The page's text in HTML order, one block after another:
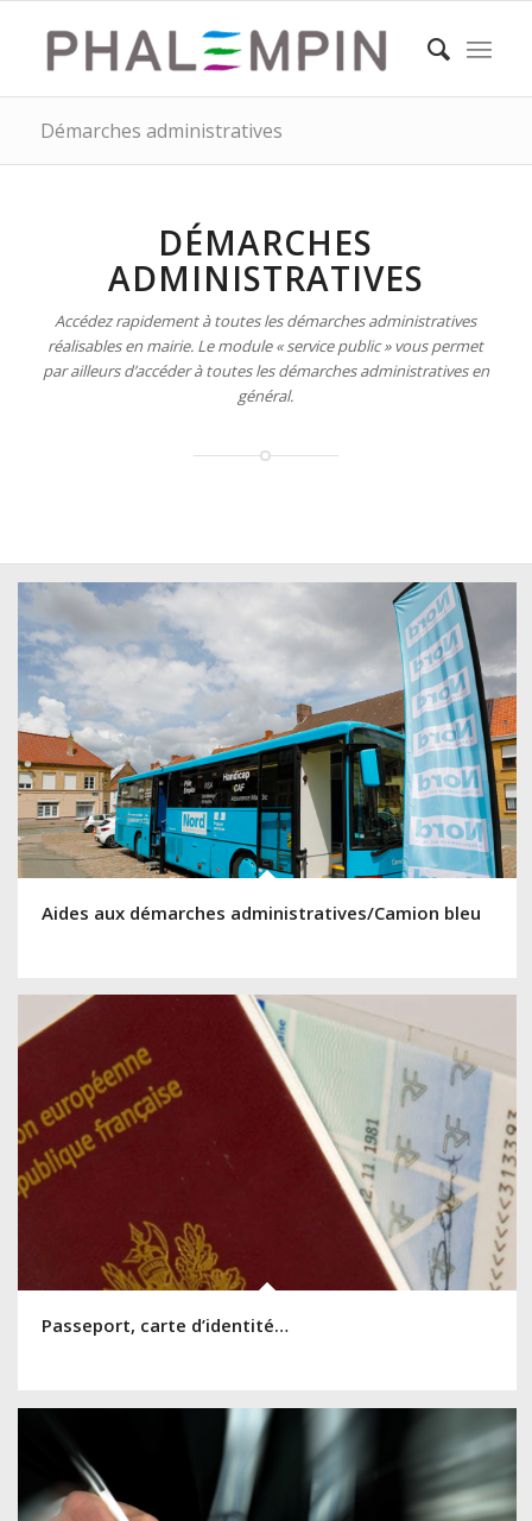
Démarches administratives
DÉMARCHES
ADMINISTRATIVES
Accédez rapidement à toutes les démarches administratives
réalisables en mairie. Le module « service public » vous permet
par ailleurs d’accéder à toutes les démarches administratives en
général.
Aides aux démarches administratives/Camion bleu
Passeport, carte d’identité…